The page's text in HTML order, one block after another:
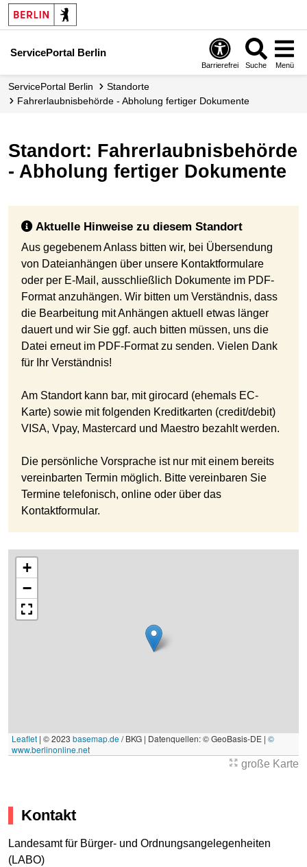
ServicePortal Berlin
Barrierefrei Suche Menü
ServicePortal Berlin
Standorte
Fahrerlaubnisbehörde - Abholung fertiger Dokumente
Standort: Fahrerlaubnisbehörde
- Abholung fertiger Dokumente
Aktuelle Hinweise zu diesem Standort
Aus gegebenem Anlass bitten wir, bei Übersendung
von Dateianhängen über unsere Kontaktformulare
oder per E-Mail, ausschließlich Dokumente im PDF-
Format anzuhängen. Wir bitten um Verständnis, dass
die Bearbeitung mit Anhängen aktuell etwas länger
dauert und wir Sie ggf. auch bitten müssen, uns die
Datei erneut im PDF-Format zu senden. Vielen Dank
für Ihr Verständnis!
Am Standort kann bar, mit girocard (ehemals EC-
Karte) sowie mit folgenden Kreditkarten (credit/debit)
VISA, Vpay, Mastercard und Maestro bezahlt werden.
Die persönliche Vorsprache ist nur mit einem bereits
vereinbarten Termin möglich. Bitte vereinbaren Sie
Termine telefonisch, online oder über das
Kontaktformular.
+
−
Leaflet | © 2023 basemap.de/ BKG | Datenquellen: © GeoBasis-DE | ©
www.berlinonline.net
große Karte
Kontakt
Landesamt für Bürger- und Ordnungsangelegenheiten
(LABO)